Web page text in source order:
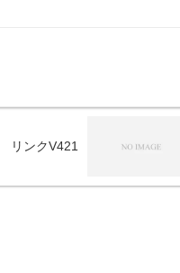
リンクV421